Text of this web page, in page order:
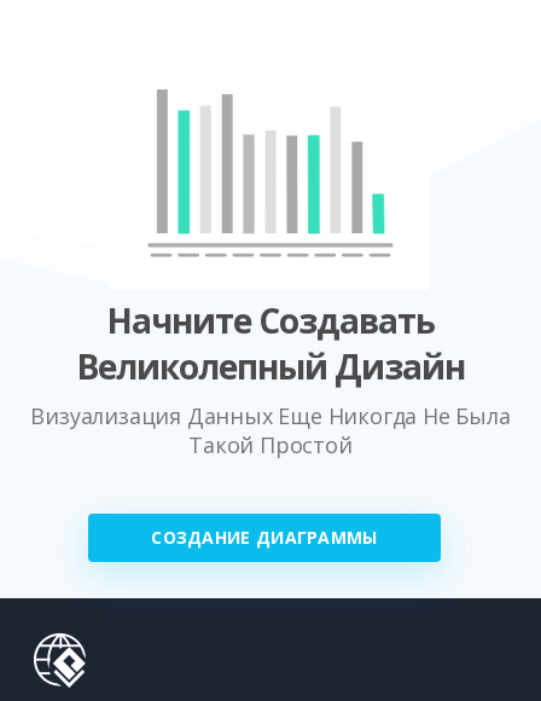
Начните Создавать
Великолепный Дизайн
Визуализация Данных Еще Никогда Не Была
Такой Простой
СОЗДАНИЕ ДИАГРАММЫ